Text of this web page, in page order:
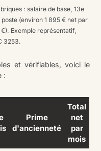
: salaire de base, 13e
(environ 1 895 € net par
Exemple représentatif,
3253.
et vérifiables, voici le
:
Prime
d'ancienneté
Total
net
par
mois